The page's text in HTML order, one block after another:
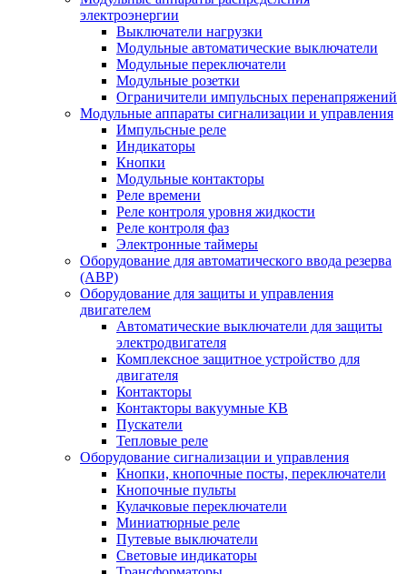
электроэнергии
Выключатели нагрузки
Модульные автоматические выключатели
Модульные переключатели
Модульные розетки
Ограничители импульсных перенапряжений
Модульные аппараты сигнализации и управления
Импульсные реле
Индикаторы
Кнопки
Модульные контакторы
Реле времени
Реле контроля уровня жидкости
Реле контроля фаз
Электронные таймеры
Оборудование для автоматического ввода резерва
(АВР)
Оборудование для защиты и управления
двигателем
Автоматические выключатели для защиты
электродвигателя
Комплексное защитное устройство для
двигателя
Контакторы
Контакторы вакуумные КВ
Пускатели
Тепловые реле
Оборудование сигнализации и управления
Кнопки, кнопочные посты, переключатели
Кнопочные пульты
Кулачковые переключатели
Миниатюрные реле
Путевые выключатели
Световые индикаторы